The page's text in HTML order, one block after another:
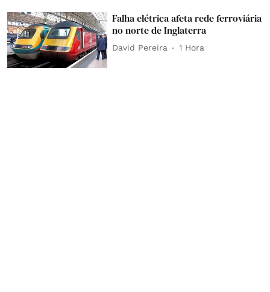
Falha elétrica afeta rede ferroviária
no norte de Inglaterra
David Pereira 1 Hora